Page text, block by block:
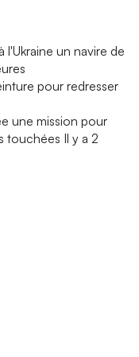
l'Ukraine un navire de
pour redresser
une mission pour
touchées Il y a 2